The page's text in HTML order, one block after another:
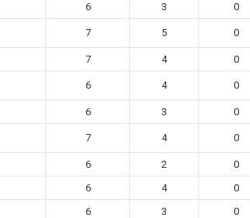
6 3 0
7 5 0
7 4 0
6 4 0
6 3 0
7 4 0
6 2 0
6 4 0
6 3 0